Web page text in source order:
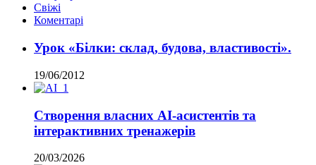
Свіжі
Коментарі
Урок «Білки: склад, будова, властивості».
19/06/2012
Створення власних AI-асистентів та
інтерактивних тренажерів
20/03/2026